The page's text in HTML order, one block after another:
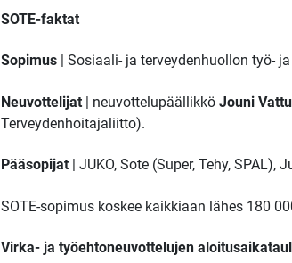
SOTE-faktat
Sopimus | Sosiaali- ja terveydenhuollon työ-
Neuvottelijat | neuvottelupäällikkö Jouni
Terveydenhoitajaliitto).
Pääsopijat| JUKO, Sote (Super, Tehy,
SOTE-sopimus koskee kaikkiaan lähes 180
Virka- ja työehtoneuvottelujen